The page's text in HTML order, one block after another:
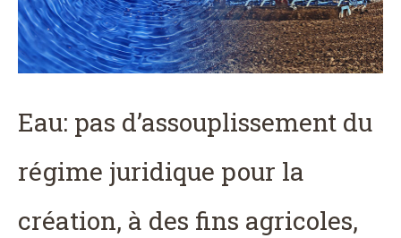
Eau: pas d’assouplissement du
régime juridique pour la
création, à des fins agricoles,